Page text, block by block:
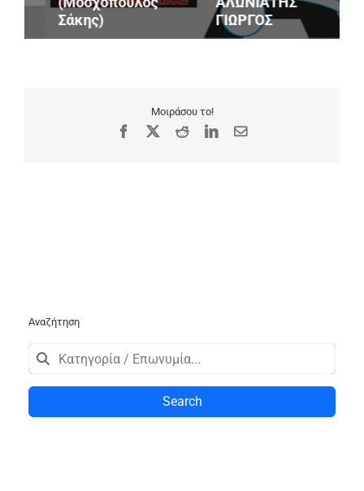
Σάκης)
ΓΙΩΡΓΟΣ
Μοιράσου το!
Facebook RedditLinkedIn
Email
Αναζήτηση
Search